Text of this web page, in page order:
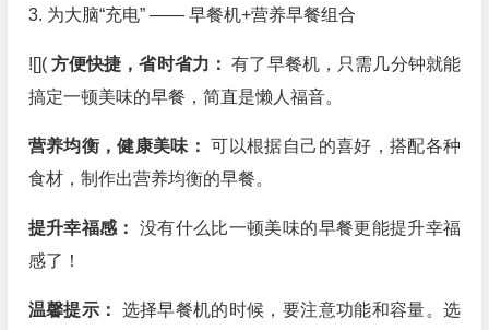
3. 为大脑“充电” —— 早餐机+营养早餐组合
![]( 方便快捷，省时省力：有了早餐机，只需几分钟就能
搞定一顿美味的早餐，简直是懒人福音。
营养均衡，健康美味：可以根据自己的喜好，搭配各种
食材，制作出营养均衡的早餐。
提升幸福感：没有什么比一顿美味的早餐更能提升幸福
感了！
温馨提示： 选择早餐机的时候，要注意功能和容量。选